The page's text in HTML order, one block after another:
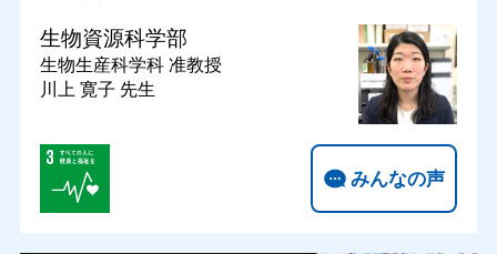
生物資源科学部
生物生産科学科 准教授
川上 寛子 先生
みんなの声